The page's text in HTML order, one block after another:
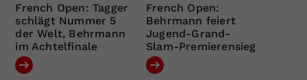
French Open: Tagger
schlägt Nummer 5
der Welt, Behrmann
im Achtelfinale
French Open:
Behrmann feiert
Jugend-Grand-
Slam-Premierensieg